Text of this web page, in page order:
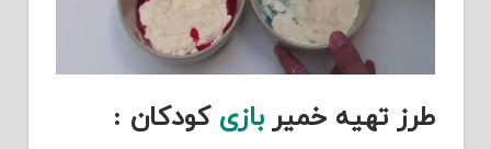
طرز تهیه خمیر بازی کودکان :